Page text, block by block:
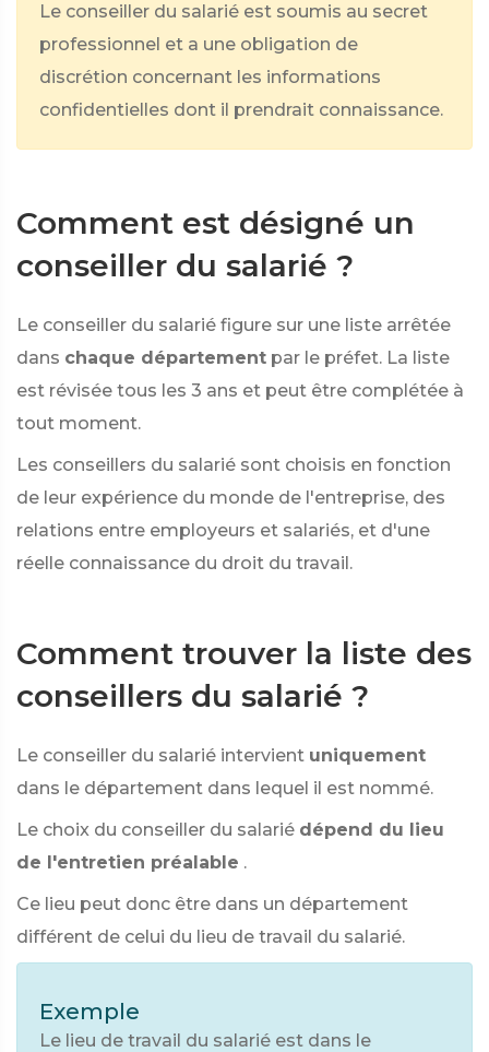
Le conseiller du salarié est soumis au secret
professionnel et a une obligation de
discrétion concernant les informations
confidentielles dont il prendrait connaissance.
Comment est désigné un
conseiller du salarié ?
Le conseiller du salarié figure sur une liste arrêtée
dans chaque département par le préfet. La liste
est révisée tous les 3 ans et peut être complétée à
tout moment.
Les conseillers du salarié sont choisis en fonction
de leur expérience du monde de l'entreprise, des
relations entre employeurs et salariés, et d'une
réelle connaissance du droit du travail.
Comment trouver la liste des
conseillers du salarié ?
Le conseiller du salarié intervient uniquement
dans le département dans lequel il est nommé.
Le choix du conseiller du salarié dépend du lieu
de l'entretien préalable .
Ce lieu peut donc être dans un département
différent de celui du lieu de travail du salarié.
Exemple
Le lieu de travail du salarié est dans le